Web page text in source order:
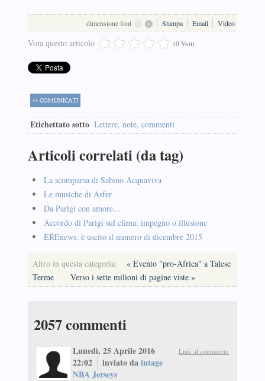
dimensione font Stampa Email Video
Vota questo articolo (0 Voti)
<< COMUNICATI
Etichettato sotto Lettere, note, commenti
Articoli correlati (da tag)
La scomparsa di Sabino Acquaviva
Le musiche di Asfer
Da Parigi con amore…
Accordo di Parigi sul clima: impegno o illusione
EREnews: è uscito il numero di dicembre 2015
Altro in questa categoria:
« Evento "pro-Africa" a Talese
Terme
Verso i sette milioni di pagine viste »
2057commenti
Link al commento
Lunedì, 25 Aprile 2016
22:02
inviato daintage
NBA Jerseys